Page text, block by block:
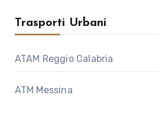
Trasporti Urbani
ATAM Reggio Calabria
ATM Messina